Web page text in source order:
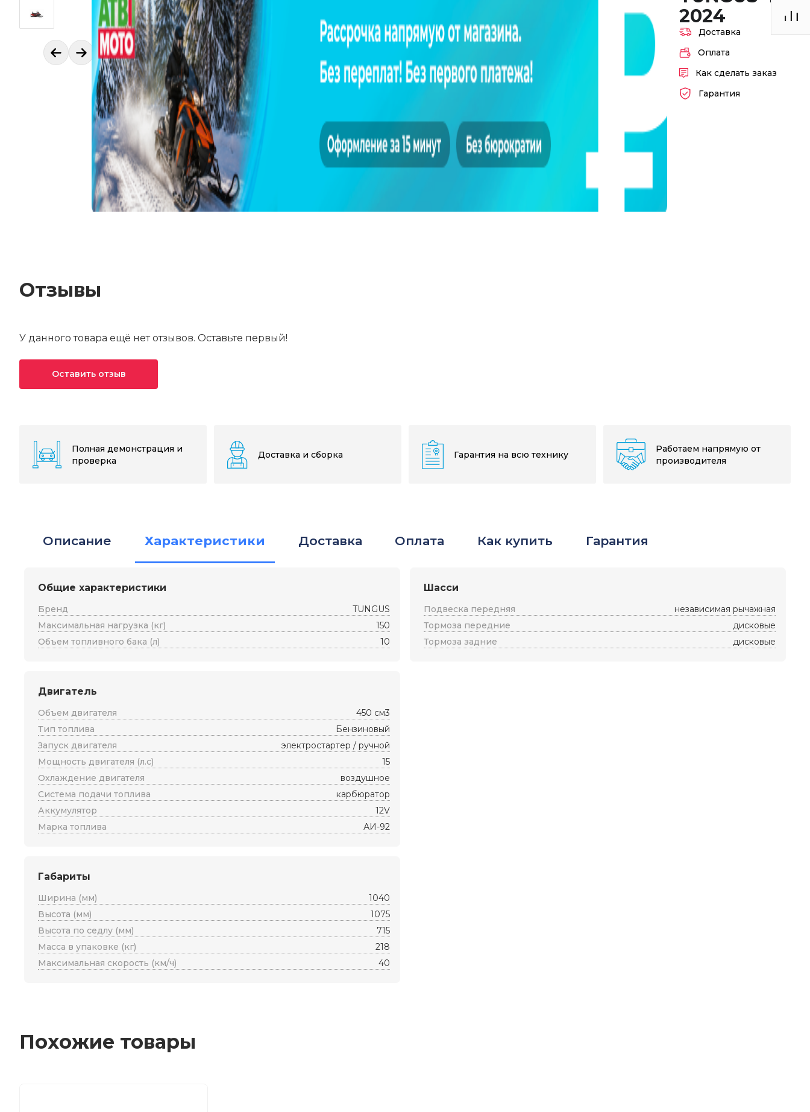
2024
Доставка
Оплата
Как сделать заказ
Гарантия
Отзывы
У данного товара ещё нет отзывов. Оставьте первый!
Оставить отзыв
Полная демонстрация и
проверка
Доставка и сборка Гарантия на всю технику
Работаем напрямую от
производителя
Описание Характеристики Доставка Оплата Как купить Гарантия
Общие характеристики
Бренд
TUNGUS
Максимальная нагрузка (кг)
150
Объем топливного бака (л)
10
Двигатель
Объем двигателя
450 см3
Тип топлива
Бензиновый
Запуск двигателя
электростартер / ручной
Мощность двигателя (л.с)
15
Охлаждение двигателя
воздушное
Система подачи топлива
карбюратор
Аккумулятор
12V
Марка топлива
АИ-92
Габариты
Ширина (мм)
1040
Высота (мм)
1075
Высота по седлу (мм)
715
Масса в упаковке (кг)
218
Максимальная скорость (км/ч)
40
Шасси
Подвеска передняя
независимая рычажная
Тормоза передние
дисковые
Тормоза задние
дисковые
Похожие товары